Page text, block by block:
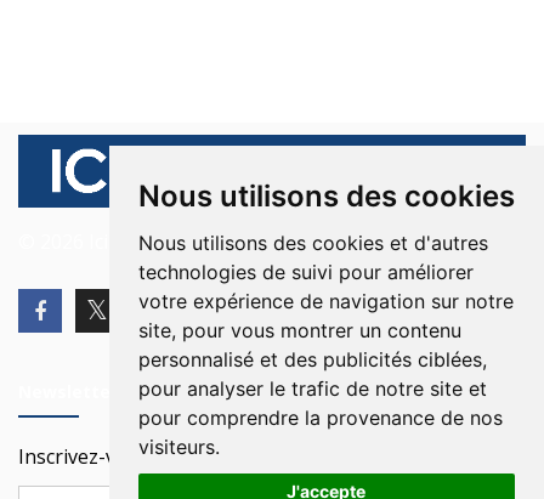
Nous utilisons des cookies
Nous utilisons des cookies et d'autres
technologies de suivi pour améliorer
votre expérience de navigation sur notre
site, pour vous montrer un contenu
personnalisé et des publicités ciblées,
pour analyser le trafic de notre site et
pour comprendre la provenance de nos
visiteurs.
J'accepte
© 2026 Ici Beyrouth. Tous les droits sont réservés.
Inscrivez-vous à notre Newsletter